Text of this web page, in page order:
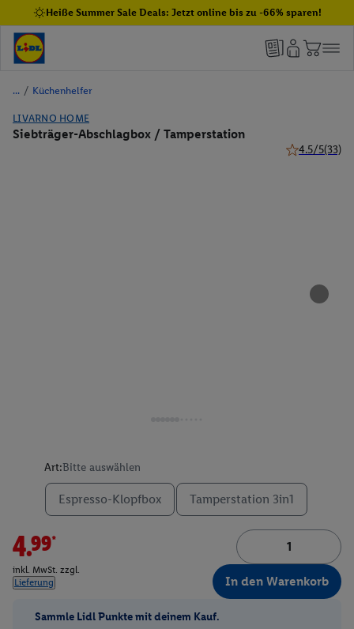
Heiße Summer Sale Deals: Jetzt online bis zu -66% sparen!
/ Küchenhelfer
LIVARNO HOME
Siebträger-Abschlagbox / Tamperstation
4.5/5(33)
Art:Bitte auswählen
Espresso-Klopfbox Tamperstation 3in1
4.99*
inkl. MwSt. zzgl.
Lieferung
In den Warenkorb
Sammle Lidl Punkte mit deinem Kauf.